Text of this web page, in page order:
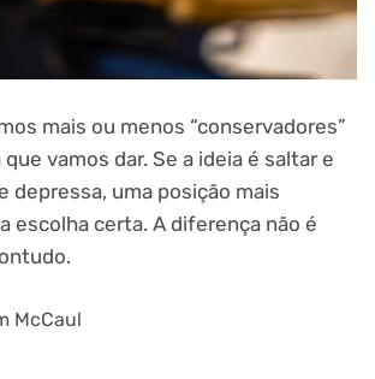
mais ou menos “conservadores”
vamos dar. Se a ideia é saltar e
depressa, uma posição mais
escolha certa. A diferença não é
McCaul